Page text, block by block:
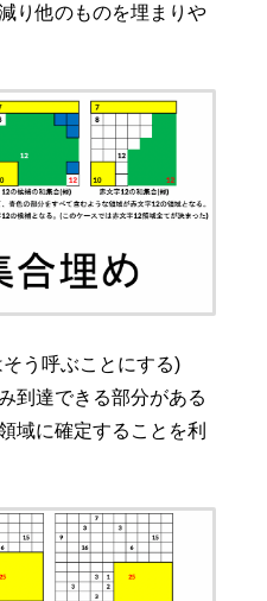
り他のものを埋まりや
う呼ぶことにする)
到達できる部分がある
域に確定することを利